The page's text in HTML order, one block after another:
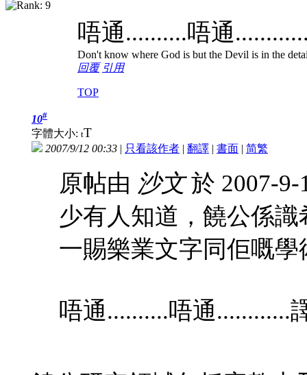
唔通..........唔通
Don't know where God is but the Devil is in the
回覆 引用
TOP
10#
字體大小: tT
2007/9/12 00:33 | 只看該作者 | 翻譯 | 書面 | 简繁
原帖由 沙文於 2007-9-
少有人知道，饒公係
一賜樂業文字同佢嘅
唔通..........唔通............